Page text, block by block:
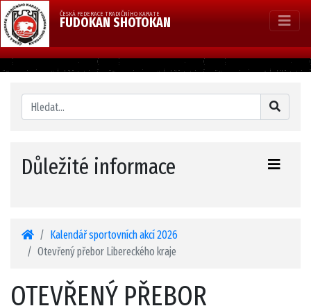
ČESKÁ FEDERACE TRADIČNÍHO KARATE
FUDOKAN SHOTOKAN
Důležité informace
Kalendář sportovních akcí 2026
Otevřený přebor Libereckého kraje
OTEVŘENÝ PŘEBOR